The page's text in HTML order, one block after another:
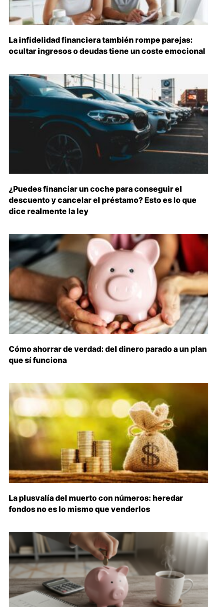
La infidelidad financiera también rompe parejas:
ocultar ingresos o deudas tiene un coste emocional
¿Puedes financiar un coche para conseguir el
descuento y cancelar el préstamo? Esto es lo que
dice realmente la ley
Cómo ahorrar de verdad: del dinero parado a un plan
que sí funciona
La plusvalía del muerto con números: heredar
fondos no es lo mismo que venderlos